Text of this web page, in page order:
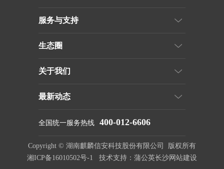
服务与支持
生态圈
关于我们
最新动态
全国统一服务热线 400-012-6606
Copyright © 湖南麒麟信安科技股份有限公司 版权所有
湘ICP备16010502号-1 技术支持：蒲公英长沙网站建设